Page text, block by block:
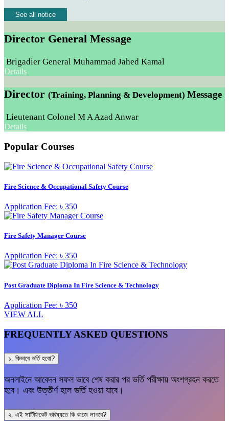
See all notice
Director General Message
Brigadier General Muhammad Jahed Kamal
Details
Director (Training, Planning & Development) Message
Lieutenant Colonel M A Azad Anwar
Details
Popular Courses
Fire Science & Occupational Safety Course
Application Fee: ৳ 350
Fire Safety Manager Course
Application Fee: ৳ 350
Post Graduate Diploma In Fire Science & Technology
Application Fee: ৳ 350
VIEW ALL
FREQUENTLY ASKED QUESTIONS
১. কিভাবে ভর্তি হবো?
অনলাইনে আবেদন সফল ভাবে শেষ করার পর ভর্তি পরীক্ষায় অংশগ্রহন করতে
হবে। এবং উত্তীর্ণ হলে ভর্তি হওয়া যাবে।
২. এই সার্টিফিকেট ভবিষ্যতে কি কাজে লাগবে?